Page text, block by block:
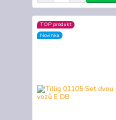
TOP produkt
Novinka